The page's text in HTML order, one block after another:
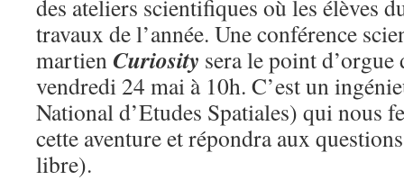
des ateliers scientifiques où les élèves
travaux de l’année. Une conférence
martienCuriosity sera le point
vendredi 24 mai à 10h. C’est un
National d’Etudes Spatiales) qui nous
cette aventure et répondra aux
libre).